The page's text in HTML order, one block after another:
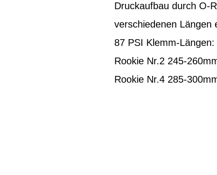
Druckaufbau durch O-
verschiedenen Längen
87 PSI Klemm-
Rookie Nr.2 245-
Rookie Nr.4 285-